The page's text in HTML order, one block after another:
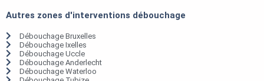
Autres zones d'interventions débouchage
Débouchage Bruxelles
Débouchage Ixelles
Débouchage Uccle
Débouchage Anderlecht
Débouchage Waterloo